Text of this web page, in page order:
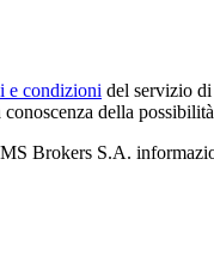
e condizioni del servizio
della
Brokers S.A.